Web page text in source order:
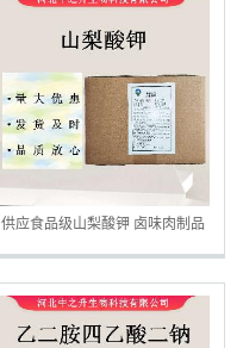
供应食品级山梨酸钾 卤味肉制品
饮料防腐剂 欢迎订购